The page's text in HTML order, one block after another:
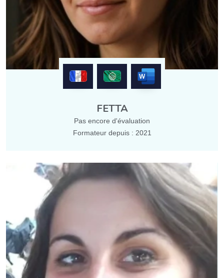
FETTA
Pas encore d'évaluation
Formateur depuis : 2021